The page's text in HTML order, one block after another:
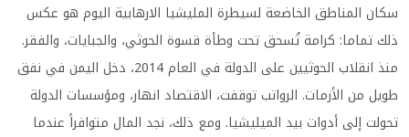
سكان المناطق الخاضعة لسيطرة المليشيا الارهابية اليوم هو عكس
ذلك تماما: كرامة تُسحق تحت وطأة قسوة الحوثي، والجبايات، والفقر.
منذ انقلاب الحوثيين على الدولة في العام 2014، دخل اليمن في نفق
طويل من الأزمات. الرواتب توقفت، الاقتصاد انهار، ومؤسسات الدولة
تحولت إلى أدوات بيد الميليشيا. ومع ذلك، نجد المال متوافراً عندما